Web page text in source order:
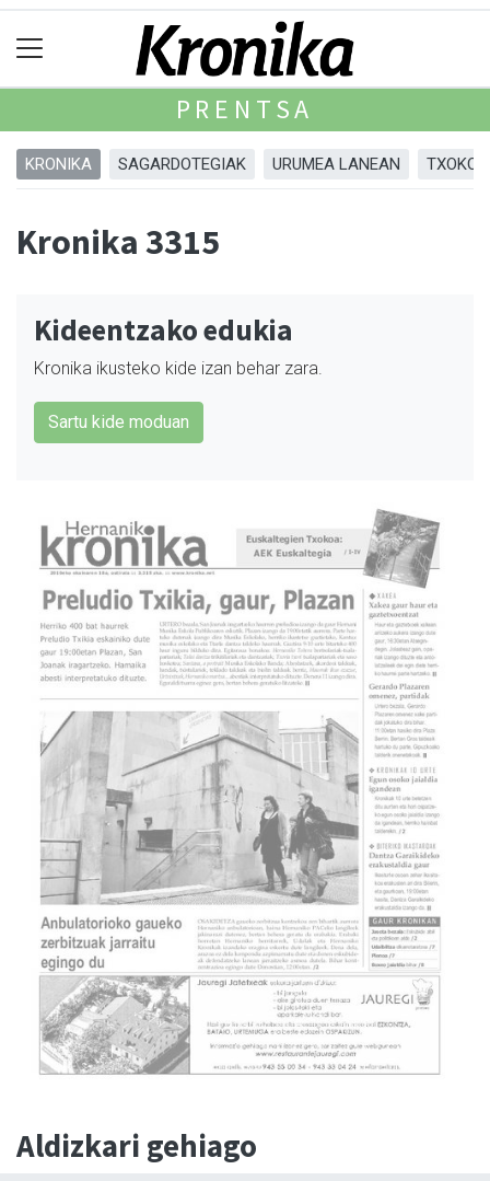
PRENTSA
KRONIKA SAGARDOTEGIAK URUMEA LANEAN
Kronika 3315
Kideentzako edukia
Kronika ikusteko kide izan behar zara.
Sartu kide moduan
Aldizkari gehiago